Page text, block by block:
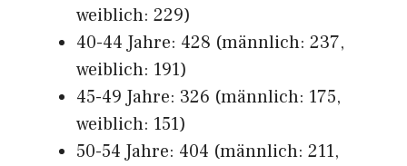
weiblich: 229)
40-44 Jahre: 428 (männlich: 237,
weiblich: 191)
45-49 Jahre: 326 (männlich: 175,
weiblich: 151)
50-54 Jahre: 404 (männlich: 211,